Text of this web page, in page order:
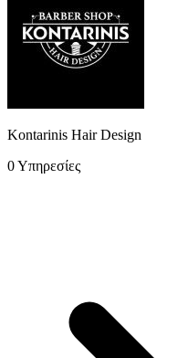
Μπαρμπέρης
Kontarinis Hair Design
0 Υπηρεσίες